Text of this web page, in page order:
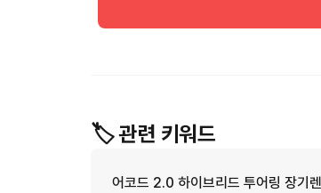
🏷️ 관련 키워드
어코드 2.0 하이브리드 투어링 장기